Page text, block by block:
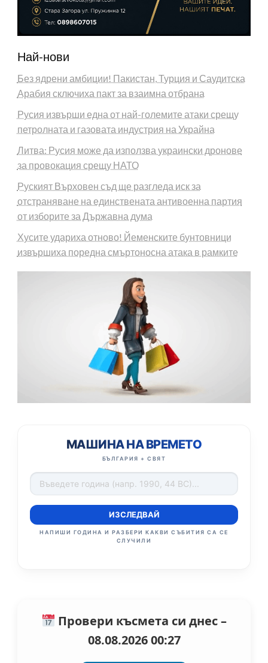
Най-нови
Без ядрени амбиции! Пакистан, Турция и Саудитска
Арабия сключиха пакт за взаимна отбрана
Русия извърши една от най-големите атаки срещу
петролната и газовата индустрия на Украйна
Литва: Русия може да използва украински дронове
за провокация срещу НАТО
Руският Върховен съд ще разгледа иск за
отстраняване на единствената антивоенна партия
от изборите за Държавна дума
Хусите удариха отново! Йеменските бунтовници
извършиха поредна смъртоносна атака в рамките
МАШИНА НА ВРЕМЕТО
БЪЛГАРИЯ + СВЯТ
ИЗСЛЕДВАЙ
НАПИШИ ГОДИНА И РАЗБЕРИ КАКВИ СЪБИТИЯ СА СЕ
СЛУЧИЛИ
Провери късмета си днес –
08.08.2026 00:27